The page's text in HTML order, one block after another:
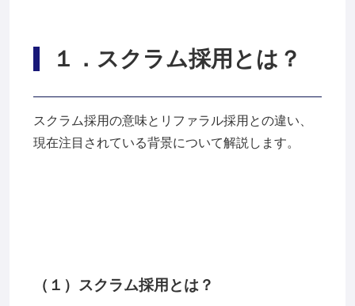
１ ．スクラム採用とは？
スクラム採用の意味とリファラル採用との違い、
現在注目されている背景について解説します。
（１）スクラム採用とは？